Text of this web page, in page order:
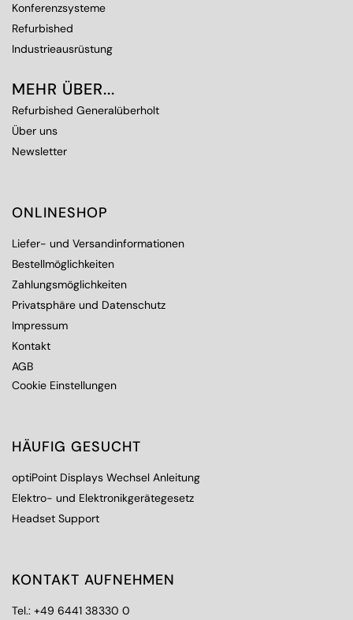
Konferenzsysteme
Refurbished
Industrieausrüstung
MEHR ÜBER...
Refurbished Generalüberholt
Über uns
Newsletter
ONLINESHOP
Liefer- und Versandinformationen
Bestellmöglichkeiten
Zahlungsmöglichkeiten
Privatsphäre und Datenschutz
Impressum
Kontakt
AGB
Cookie Einstellungen
HÄUFIG GESUCHT
optiPoint Displays Wechsel Anleitung
Elektro- und Elektronikgerätegesetz
Headset Support
KONTAKT AUFNEHMEN
Tel.: +49 6441 38330 0